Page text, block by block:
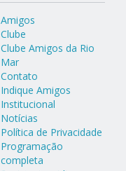
Amigos
Clube
Clube Amigos da Rio
Mar
Contato
Indique Amigos
Institucional
Notícias
Política de Privacidade
Programação
completa